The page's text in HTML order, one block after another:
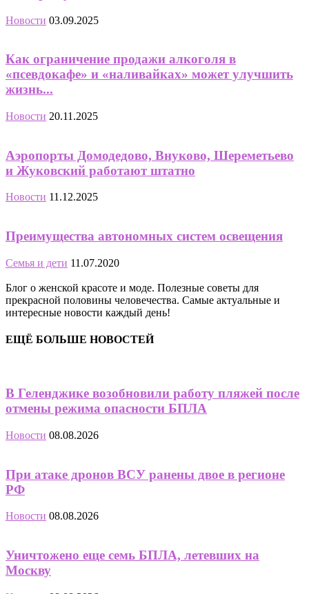
Новости 03.09.2025
Как ограничение продажи алкоголя в
«псевдокафе» и «наливайках» может улучшить
жизнь...
Новости 20.11.2025
Аэропорты Домодедово, Внуково, Шереметьево
и Жуковский работают штатно
Новости 11.12.2025
Преимущества автономных систем освещения
Семья и дети 11.07.2020
Блог о женской красоте и моде. Полезные советы для
прекрасной половины человечества. Самые актуальные и
интересные новости каждый день!
ЕЩЁ БОЛЬШЕ НОВОСТЕЙ
В Геленджике возобновили работу пляжей после
отмены режима опасности БПЛА
Новости 08.08.2026
При атаке дронов ВСУ ранены двое в регионе
РФ
Новости 08.08.2026
Уничтожено еще семь БПЛА, летевших на
Москву